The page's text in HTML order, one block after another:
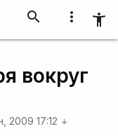
more_vert accessibility_new
search
вокруг
2009 17:12 arrow_downward